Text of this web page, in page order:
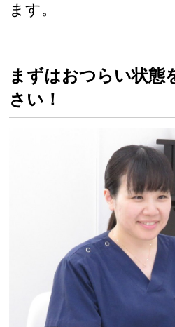
ます。
まずはおつらい状態
さい！